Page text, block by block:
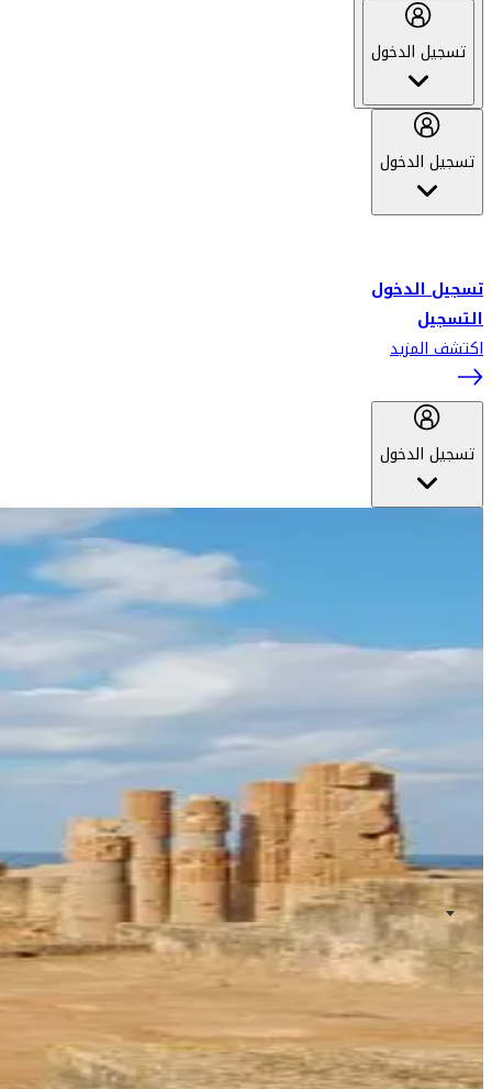
تسجيل الدخول
تسجيل الدخول
تسجيل الدخول
التسجيل
اكتشف المزيد
تسجيل الدخول